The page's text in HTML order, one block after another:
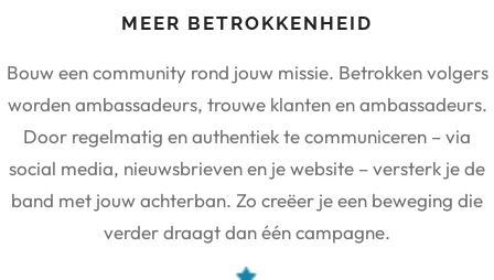
MEER BETROKKENHEID
Bouw een community rond jouw missie. Betrokken volgers
worden ambassadeurs, trouwe klanten en ambassadeurs.
Door regelmatig en authentiek te communiceren – via
social media, nieuwsbrieven en je website – versterk je de
band met jouw achterban. Zo creëer je een beweging die
verder draagt dan één campagne.